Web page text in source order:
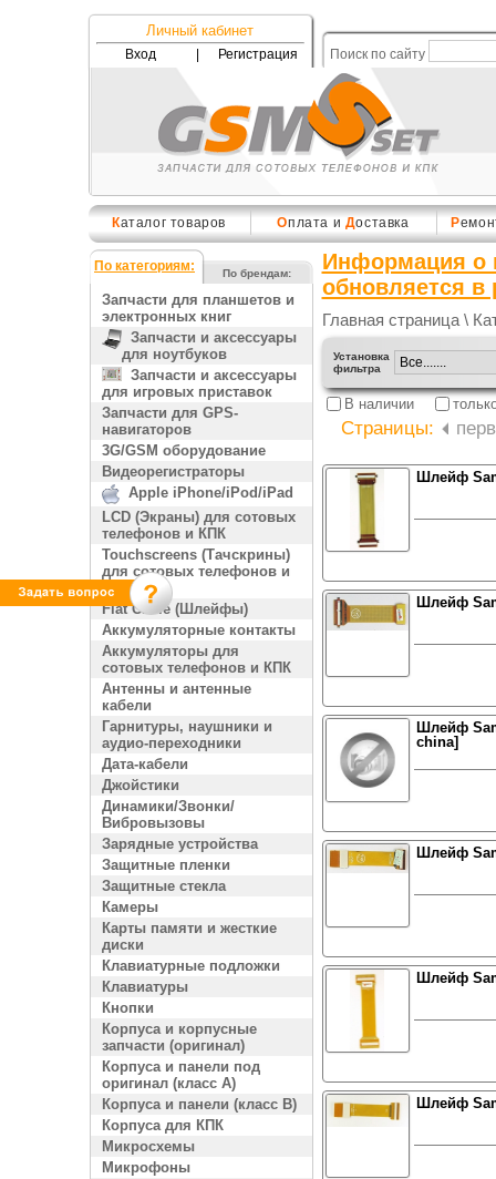
Личный кабинет
Вход Регистрация Поиск по сайту
Каталог товаров Оплата и Доставка Р
По категориям: По брендам:
Запчасти для планшетов и
электронных книг
Запчасти и аксессуары
для ноутбуков
Запчасти и аксессуары
для игровых приставок
Запчасти для GPS-
навигаторов
3G/GSM оборудование
Видеорегистраторы
Apple iPhone/iPod/iPad
LCD (Экраны) для сотовых
телефонов и КПК
Touchscreens (Тачскрины)
для сотовых телефонов и
КПК
Flat Cable (Шлейфы)
Аккумуляторные контакты
Аккумуляторы для
сотовых телефонов и КПК
Антенны и антенные
кабели
Гарнитуры, наушники и
аудио-переходники
Дата-кабели
Джойстики
Динамики/Звонки/
Вибровызовы
Зарядные устройства
Защитные пленки
Защитные стекла
Камеры
Карты памяти и жесткие
диски
Клавиатурные подложки
Клавиатуры
Кнопки
Корпуса и корпусные
запчасти (оригинал)
Корпуса и панели под
оригинал (класс A)
Корпуса и панели (класс B)
Корпуса для КПК
Микросхемы
Микрофоны
Информация о
обновляется
Главная страница\
Установка
фильтра
В наличии
Страницы:
Шлейф
Шлейф
Шлейф
china]
Шлейф
Шлейф
Шлейф